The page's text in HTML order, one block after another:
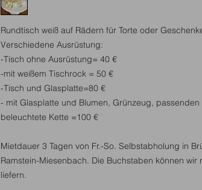
Rundtisch weiß auf Rädern für Torte oder
Verschiedene Ausrüstung:
-Tisch ohne Ausrüstung= 40 €
-mit weißem Tischrock = 50 €
-Tisch und Glasplatte=80 €
- mit Glasplatte und Blumen, Grünzeug,
beleuchtete Kette =100 €
Mietdauer 3 Tagen von Fr.-So. Selbstabholung in
Ramstein-Miesenbach. Die Buchstaben können wir
liefern.